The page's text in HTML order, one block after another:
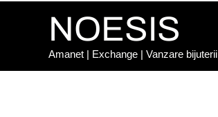
NOESIS
Amanet | Exchange | Vanzare bijuterii